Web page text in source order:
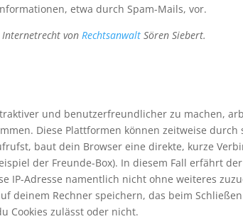
etwa durch Spam-Mails, vor.
Internetrecht von Rechtsanwalt Sören Siebert.
und benutzerfreundlicher zu machen,
Diese Plattformen können zeitweise
baut dein Browser eine direkte, kurze
der Freunde-Box). In diesem Fall erfährt
IP-Adresse namentlich nicht ohne weiteres
deinem Rechner speichern, das beim
Cookies zulässt oder nicht.